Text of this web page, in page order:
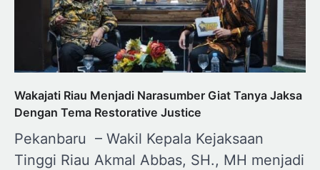
Wakajati Riau Menjadi Narasumber Giat Tanya Jaksa
Dengan Tema Restorative Justice
Pekanbaru – Wakil Kepala Kejaksaan
Tinggi Riau Akmal Abbas, SH., MH menjadi